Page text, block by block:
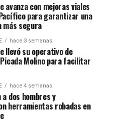
avanza con mejoras viales
para garantizar una
más segura
hace 3 semanas
llevó su operativo de
Molino para facilitar
hace 4 semanas
dos hombres y
herramientas robadas en